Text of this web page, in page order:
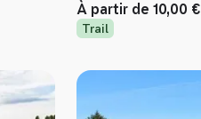
À partir de 10,00 €
Trail